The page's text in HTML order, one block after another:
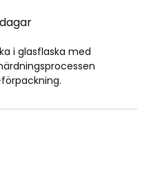
i glasflaska med